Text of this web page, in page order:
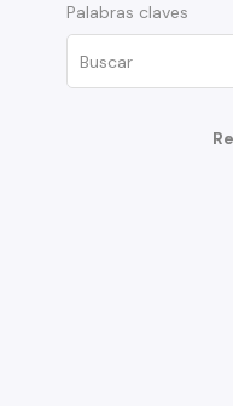
Chery
Palabras claves